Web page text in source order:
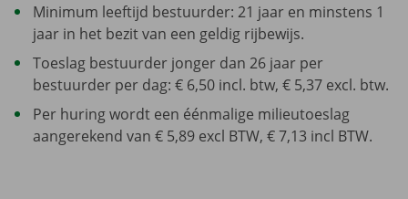
Minimum leeftijd bestuurder: 21 jaar en minstens 1
jaar in het bezit van een geldig rijbewijs.
Toeslag bestuurder jonger dan 26 jaar per
bestuurder per dag: € 6,50 incl. btw, € 5,37 excl. btw.
Per huring wordt een éénmalige milieutoeslag
aangerekend van € 5,89 excl BTW, € 7,13 incl BTW.